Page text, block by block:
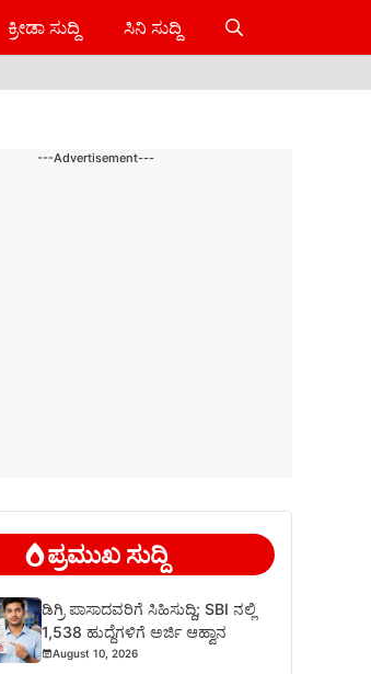
ಕ್ರೀಡಾ ಸುದ್ದಿ ಸಿನಿ ಸುದ್ದಿ
---Advertisement---
ಪ್ರಮುಖ ಸುದ್ದಿ
ಡಿಗ್ರಿ ಪಾಸಾದವರಿಗೆ ಸಿಹಿಸುದ್ದಿ; SBI ನಲ್ಲಿ
1,538 ಹುದ್ದೆಗಳಿಗೆ ಅರ್ಜಿ ಆಹ್ವಾನ
August 10, 2026